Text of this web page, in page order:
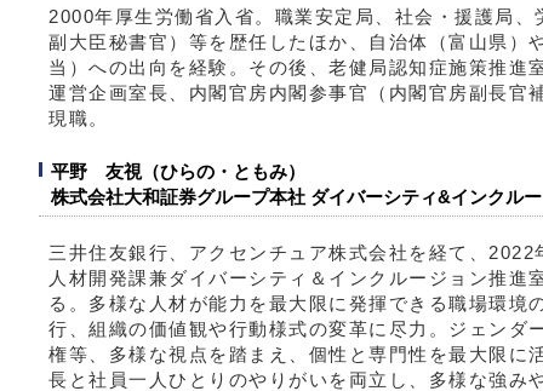
2000年厚生労働省入省。職業安定局、社会・援護局
副大臣秘書官）等を歴任したほか、自治体（富山県）
当）への出向を経験。その後、老健局認知症施策推進
運営企画室長、内閣官房内閣参事官（内閣官房副長官
現職。
平野 友視（ひらの・ともみ）
株式会社大和証券グループ本社 ダイバーシティ&インクル
三井住友銀行、アクセンチュア株式会社を経て、
人材開発課兼ダイバーシティ＆インクルージョン推進
る。多様な人材が能力を最大限に発揮できる職場環境
行、組織の価値観や行動様式の変革に尽力。ジェンダ
権等、多様な視点を踏まえ、個性と専門性を最大限に
長と社員一人ひとりのやりがいを両立し、多様な強み